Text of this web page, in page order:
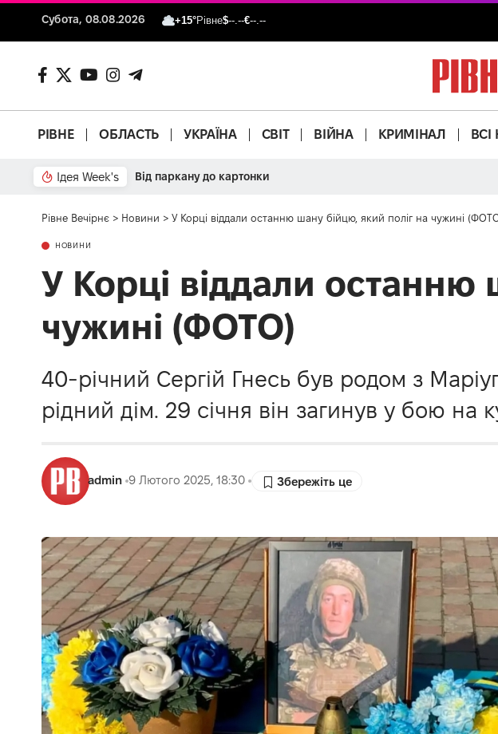
Субота, 08.08.2026 +15°Рівне$--.--€--.--
РІВНЕ ОБЛАСТЬ УКРАЇНА СВІТ ВІЙНА КРИМІНАЛ
Ідея Week's Від паркану до картонки
Рівне Вечірнє > Новини > У Корці віддали останню шану бійцю, який поліг на чужині
НОВИНИ
У Корці віддали останню
чужині (ФОТО)
40-річний Сергій Гнесь був родом з
рідний дім. 29 січня він загинув у бою на
admin 9 Лютого 2025, 18:30